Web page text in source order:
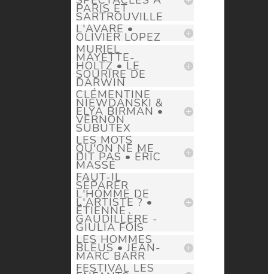
PARIS ET
SARTROUVILLE
L'AVARE •
OLIVIER LOPEZ
MURIEL
MAYETTE-
HOLTZ • LE
SOURIRE DE
DARWIN
CLÉMENTINE
NIEWDANSKI &
ELYA BIRMAN •
VERNON
SUBUTEX
LES MOTS
QU'ON NE ME
DIT PAS • ÉRIC
MASSÉ
FAUT-IL
SÉPARER
L'HOMME DE
L'ARTISTE ? •
ÉTIENNE
GAUDILLÈRE -
GIULIA FOÏS
LES HOMMES
BLEUS • JEAN-
MARC BARR
FESTIVAL LES